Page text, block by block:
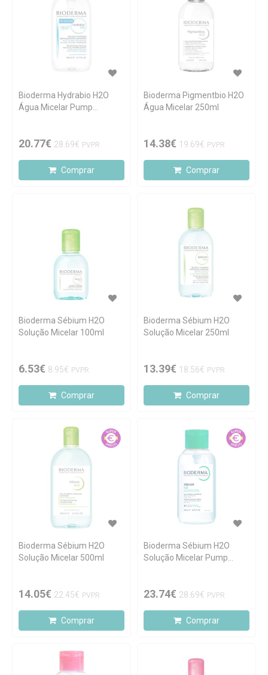
Bioderma Hydrabio H2O
Água Micelar Pump
20.77€ 28.69€ PVPR
Comprar
Bioderma Pigmentbio H2O
Água Micelar 250ml
14.38€ 19.69€ PVPR
Comprar
Bioderma Sébium H2O
Solução Micelar 100ml
6.53€ 8.95€ PVPR
Comprar
Bioderma Sébium H2O
Solução Micelar 250ml
13.39€ 18.56€ PVPR
Comprar
Bioderma Sébium H2O
Solução Micelar 500ml
14.05€ 22.45€ PVPR
Comprar
Bioderma Sébium H2O
Solução Micelar Pump
23.74€ 28.69€ PVPR
Comprar